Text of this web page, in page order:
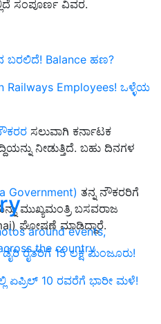
around events,
the country
ಸಂಪೂರ್ಣ ವಿವರ.
ಬರಲಿದೆ! Balance ಹಣ?
Railways Employees! ಒಳ್ಳೆಯ
ಸಲುವಾಗಿ ಕರ್ನಾಟಕ
ನೀಡುತ್ತಿದೆ. ಬಹು ದಿನಗಳ
Government) ತನ್ನ ನೌಕರರಿಗೆ
ಮುಖ್ಯಮಂತ್ರಿ ಬಸವರಾಜ
ಘೋಷಣೆ ಮಾಡಿದ್ದಾರೆ.
ರೈತರಿಗೆ 15 ಲಕ್ಷ ಮಂಜೂರು!
ಏಪ್ರಿಲ್ 10 ರವರೆಗೆ ಭಾರೀ ಮಳೆ!